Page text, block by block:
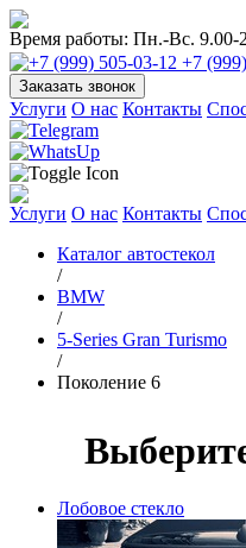
Время работы: Пн.-Вс. 9.00-
+7
Заказать звонок
Услуги О нас Контакты
Услуги О нас Контакты
Каталог автостекол
/
BMW
/
5-Series Gran Turismo
/
Поколение 6
Лобовое стекло